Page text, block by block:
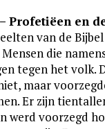
Profetiëen en
van de
die
tegen het volk.
maar
Er zijn
werd voorzegd